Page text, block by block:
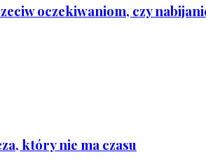
oczekiwaniom, czy
który nie ma czasu